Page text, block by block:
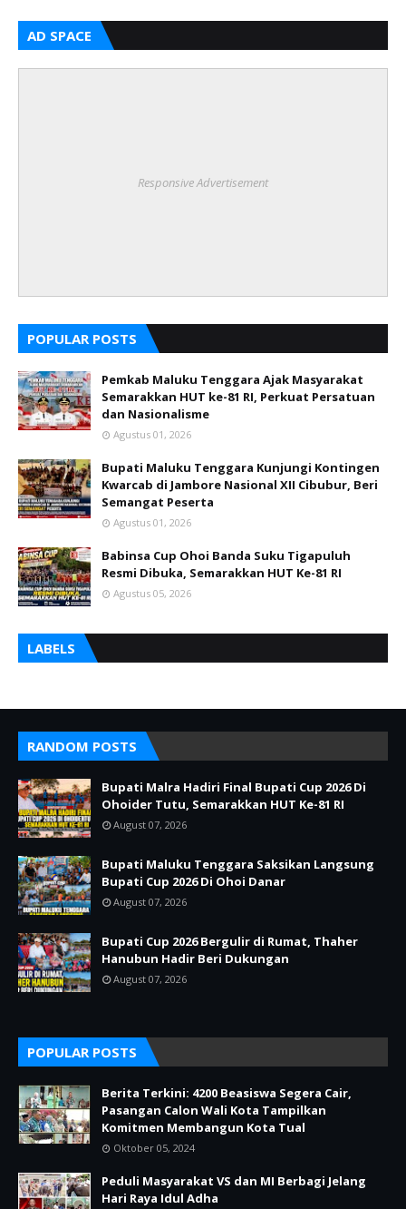
AD SPACE
Responsive Advertisement
POPULAR POSTS
Pemkab Maluku Tenggara Ajak Masyarakat
Semarakkan HUT ke-81 RI, Perkuat Persatuan
dan Nasionalisme
Agustus 01, 2026
Bupati Maluku Tenggara Kunjungi Kontingen
Kwarcab di Jambore Nasional XII Cibubur, Beri
Semangat Peserta
Agustus 01, 2026
Babinsa Cup Ohoi Banda Suku Tigapuluh
Resmi Dibuka, Semarakkan HUT Ke-81 RI
Agustus 05, 2026
LABELS
RANDOM POSTS
Bupati Malra Hadiri Final Bupati Cup 2026 Di
Ohoider Tutu, Semarakkan HUT Ke-81 RI
August 07, 2026
Bupati Maluku Tenggara Saksikan Langsung
Bupati Cup 2026 Di Ohoi Danar
August 07, 2026
Bupati Cup 2026 Bergulir di Rumat, Thaher
Hanubun Hadir Beri Dukungan
August 07, 2026
POPULAR POSTS
Berita Terkini: 4200 Beasiswa Segera Cair,
Pasangan Calon Wali Kota Tampilkan
Komitmen Membangun Kota Tual
Oktober 05, 2024
Peduli Masyarakat VS dan MI Berbagi Jelang
Hari Raya Idul Adha